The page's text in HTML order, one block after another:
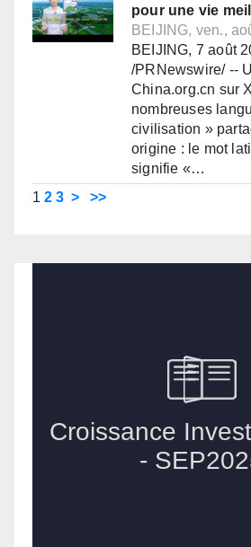
pour une vie
BEIJING, ven.,
BEIJING, 7 août
/PRNewswire/ --
China.org.cn sur
nombreuses
civilisation »
origine : le mot
signifie «…
1 2 3 > >>